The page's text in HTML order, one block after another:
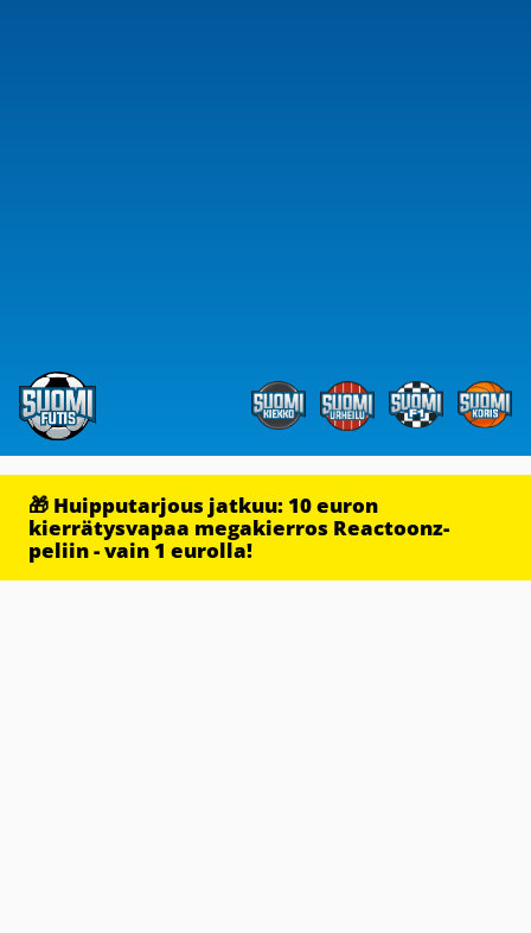
🎁 Huipputarjous jatkuu: 10 euron
kierrätysvapaa megakierros Reactoonz-
peliin - vain 1 eurolla!